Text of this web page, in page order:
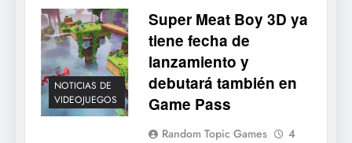
NOTICIAS DE
VIDEOJUEGOS
Super Meat Boy 3D ya
tiene fecha de
lanzamiento y
debutará también en
Game Pass
Random Topic Games
4